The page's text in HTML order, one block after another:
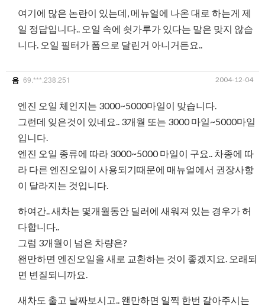
여기에 많은 논란이 있는데, 메뉴얼에 나온 대로 하는게 제
일 정답입니다.. 오일 속에 쇳가루가 있다는 말은 맞지 않습
니다. 오일 필터가 폼으로 달린거 아니거든요..
음 69.***.238.251 2004-12-04
엔진 오일 체인지는 3000~5000마일이 맞습니다.
그런데 잊은것이 있네요.. 3개월 또는 3000 마일~5000마일
입니다.
엔진 오일 종류에 따라 3000~5000 마일이 구요.. 차종에 따
라 다른 엔진오일이 사용되기때문에 매뉴얼에서 권장사항
이 달라지는 것입니다.
하여간.. 새차는 몇개월동안 딜러에 새워져 있는 경우가 허
다합니다..
그럼 3개월이 넘은 차량은?
왠만하면 엔진오일을 새로 교환하는 것이 좋겠지요. 오래되
면 변질되니까요.
새차도 출고 날짜보시고.. 왠만하면 일찍 한번 갈아주시는